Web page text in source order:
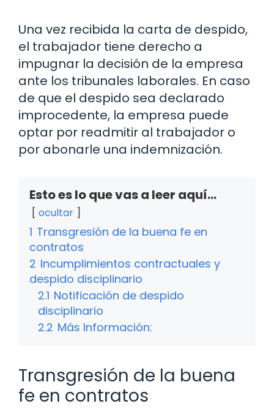
Una vez recibida la carta de despido,
el trabajador tiene derecho a
impugnar la decisión de la empresa
ante los tribunales laborales. En caso
de que el despido sea declarado
improcedente, la empresa puede
optar por readmitir al trabajador o
por abonarle una indemnización.
Esto es lo que vas a leer aquí...
ocultar
1 Transgresión de la buena fe en
contratos
2 Incumplimientos contractuales y
despido disciplinario
2.1 Notificación de despido
disciplinario
2.2 Más Información:
Transgresión de la buena
fe en contratos